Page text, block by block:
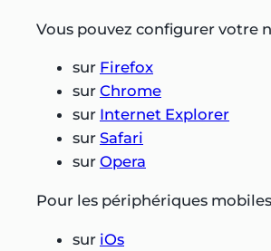
Vous pouvez configurer votre
sur Firefox
sur Chrome
sur Internet Explorer
sur Safari
sur Opera
Pour les périphériques
sur iOs